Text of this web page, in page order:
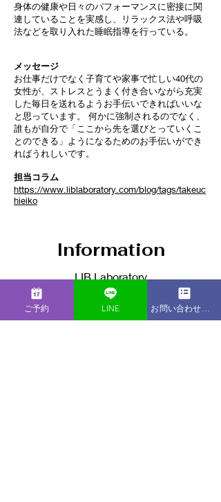
身体の健康や日々のパフォーマンスに密接に関
連していることを実感し、リラックス法や呼吸
法などを取り入れた睡眠指導を行っている。
メッセージ
お仕事だけでなく子育てや家事で忙しい40代の
女性が、ストレスとうまく付き合いながら充実
した毎日を送れるようお手伝いできればいいな
と思っています。 何かに強制されるのでなく、
誰もが自分で「ここから先を選びとっていくこ
とのできる」ようになるためのお手伝いができ
ればうれしいです。
担当コラム
https://www.liblaboratory.com/blog/tags/takeuc
hieiko
Information
LIB Laboratory
〒231-0861
神奈川県横浜市中区元町2-95-2
Maffice横濱元町
ご予約 LINE